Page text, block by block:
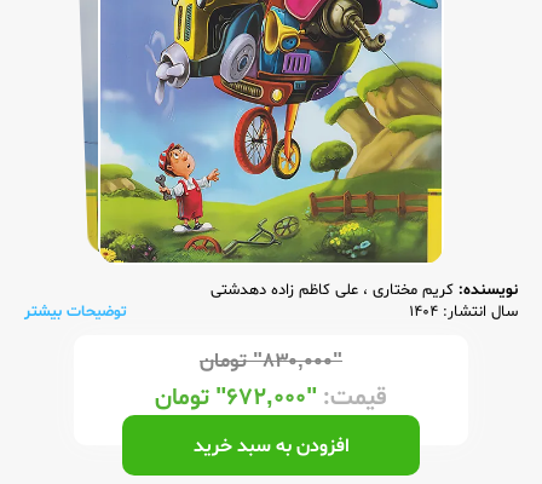
نویسنده: کریم مختاری ، علی کاظم زاده دهدشتی
سال انتشار: 1404
توضیحات بیشتر
"۸۳۰,۰۰۰" تومان
قیمت: "۶۷۲,۰۰۰" تومان
افزودن به سبد خرید